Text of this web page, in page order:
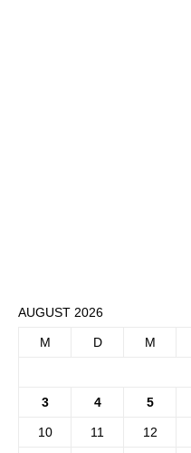
AUGUST 2026
M D M
3 4 5
10 11 12